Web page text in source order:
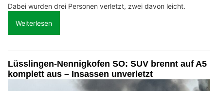
Dabei wurden drei Personen verletzt, zwei davon leicht.
Weiterlesen
Lüsslingen-Nennigkofen SO: SUV brennt auf A5
komplett aus – Insassen unverletzt